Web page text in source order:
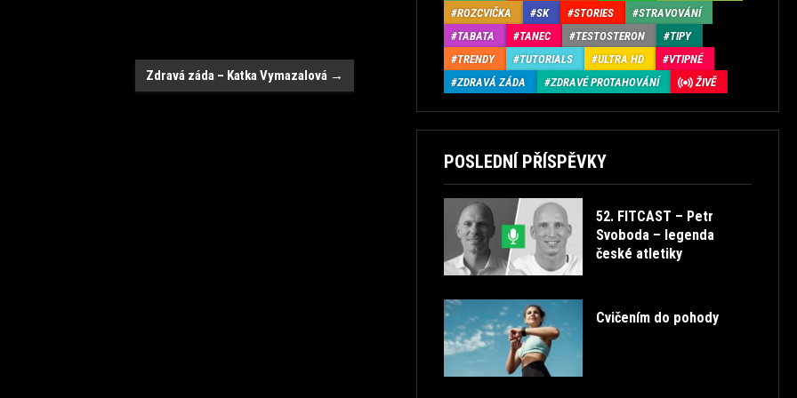
Zdravá záda – Katka Vymazalová →
ROZCVIČKA
SK STORIES
STRAVOVÁNÍ
TABATA
TANEC TESTOSTERON
TIPY
TRENDY
TUTORIALS ULTRA HD
VTIPNÉ
ZDRAVÁ ZÁDA
ZDRAVÉ PROTAHOVÁNÍ ŽIVĚ
POSLEDNÍ PŘÍSPĚVKY
52. FITCAST – Petr
Svoboda – legenda
české atletiky
Cvičením do pohody